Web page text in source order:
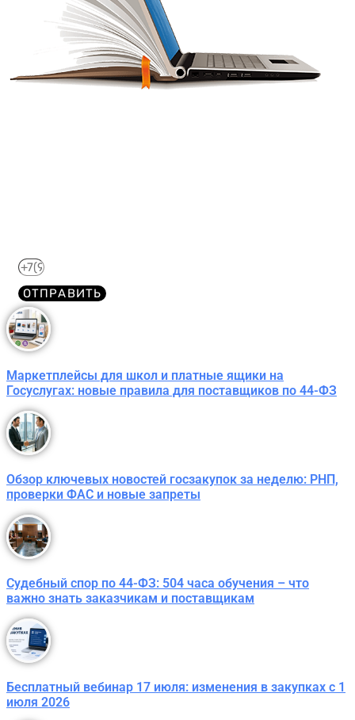
ОТПРАВИТЬ
Маркетплейсы для школ и платные ящики на
Госуслугах: новые правила для поставщиков по 44-ФЗ
Обзор ключевых новостей госзакупок за неделю: РНП,
проверки ФАС и новые запреты
Судебный спор по 44-ФЗ: 504 часа обучения – что
важно знать заказчикам и поставщикам
Бесплатный вебинар 17 июля: изменения в закупках с 1
июля 2026